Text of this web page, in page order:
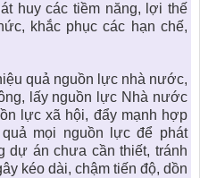
huy các tiềm năng, lợi thế
khắc phục các hạn chế,
quả nguồn lực nhà nước,
lấy nguồn lực Nhà nước
lực xã hội, đẩy mạnh hợp
mọi nguồn lực để phát
dự án chưa cần thiết, tránh
kéo dài, chậm tiến độ, dồn